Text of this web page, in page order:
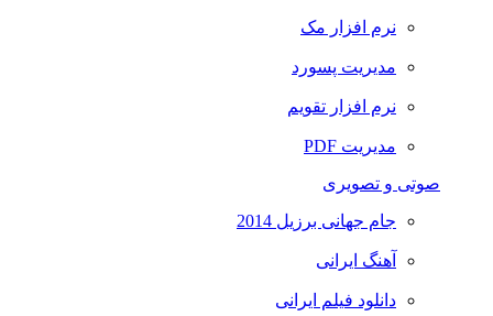
نرم افزار مک
مدیریت پسورد
نرم افزار تقویم
مدیریت PDF
صوتی و تصویری
جام جهانی برزیل 2014
آهنگ ایرانی
دانلود فیلم ایرانی